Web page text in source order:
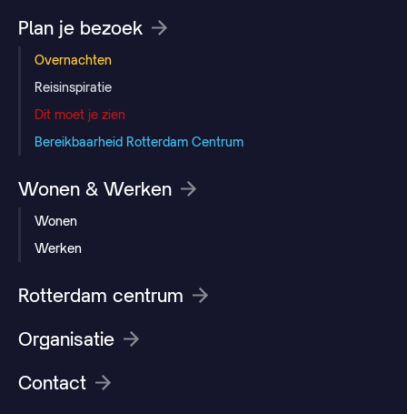
Plan je bezoek
Overnachten
Reisinspiratie
Dit moet je zien
Bereikbaarheid Rotterdam Centrum
Wonen & Werken
Wonen
Werken
Rotterdam centrum
Organisatie
Contact